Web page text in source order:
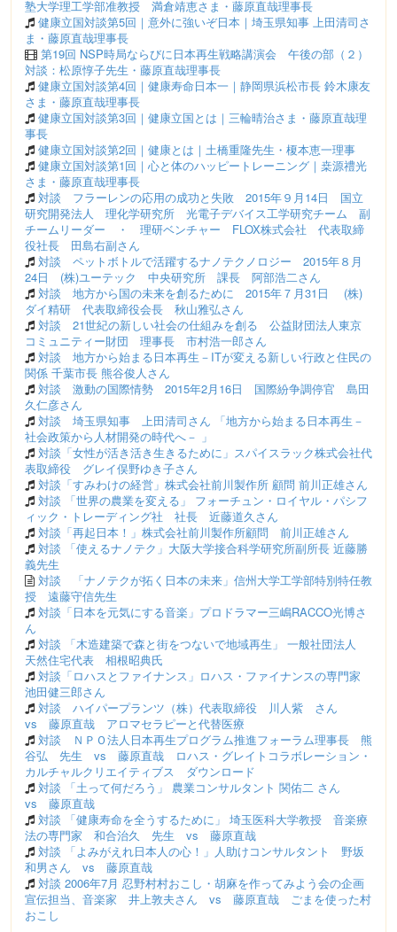
塾大学理工学部准教授 満倉靖恵さま・藤原直哉理事長
健康立国対談第5回｜意外に強いぞ日本｜埼玉県知事 上田清司さ
ま・藤原直哉理事長
第19回 NSP時局ならびに日本再生戦略講演会 午後の部（２）
対談：松原惇子先生・藤原直哉理事長
健康立国対談第4回｜健康寿命日本一｜静岡県浜松市長 鈴木康友
さま・藤原直哉理事長
健康立国対談第3回｜健康立国とは｜三輪晴治さま・藤原直哉理
事長
健康立国対談第2回｜健康とは｜土橋重隆先生・榎本恵一理事
健康立国対談第1回｜心と体のハッピートレーニング｜桒源禮光
さま・藤原直哉理事長
対談 フラーレンの応用の成功と失敗 2015年９月14日 国立
研究開発法人 理化学研究所 光電子デバイス工学研究チーム 副
チームリーダー ・ 理研ベンチャー FLOX株式会社 代表取締
役社長 田島右副さん
対談 ペットボトルで活躍するナノテクノロジー 2015年８月
24日 (株)ユーテック 中央研究所 課長 阿部浩二さん
対談 地方から国の未来を創るために 2015年７月31日 (株)
ダイ精研 代表取締役会長 秋山雅弘さん
対談 21世紀の新しい社会の仕組みを創る 公益財団法人東京
コミュニティー財団 理事長 市村浩一郎さん
対談 地方から始まる日本再生－ITが変える新しい行政と住民の
関係 千葉市長 熊谷俊人さん
対談 激動の国際情勢 2015年2月16日 国際紛争調停官 島田
久仁彦さん
対談 埼玉県知事 上田清司さん 「地方から始まる日本再生－
社会政策から人材開発の時代へ－ 」
対談「女性が活き活き生きるために」スパイスラック株式会社代
表取締役 グレイ俣野ゆき子さん
対談「すみわけの経営」株式会社前川製作所 顧問 前川正雄さん
対談 「世界の農業を変える」 フォーチュン・ロイヤル・パシフ
ィック・トレーディング社 社長 近藤道久さん
対談「再起日本！」株式会社前川製作所顧問 前川正雄さん
対談 「使えるナノテク」大阪大学接合科学研究所副所長 近藤勝
義先生
対談 「ナノテクが拓く日本の未来」信州大学工学部特別特任教
授 遠藤守信先生
対談「日本を元気にする音楽」プロドラマー三嶋RACCO光博さ
ん
対談 「木造建築で森と街をつないで地域再生」 一般社団法人
天然住宅代表 相根昭典氏
対談「ロハスとファイナンス」ロハス・ファイナンスの専門家
池田健三郎さん
対談 ハイパープランツ（株）代表取締役 川人紫 さん
vs 藤原直哉 アロマセラピーと代替医療
対談 ＮＰＯ法人日本再生プログラム推進フォーラム理事長 熊
谷弘 先生 vs 藤原直哉 ロハス・グレイトコラボレーション・
カルチャルクリエイティブス ダウンロード
対談 「土って何だろう」 農業コンサルタント 関佑二 さん
vs 藤原直哉
対談 「健康寿命を全うするために」 埼玉医科大学教授 音楽療
法の専門家 和合治久 先生 vs 藤原直哉
対談 「よみがえれ日本人の心！」人助けコンサルタント 野坂
和男さん vs 藤原直哉
対談 2006年7月 忍野村村おこし・胡麻を作ってみよう会の企画
宣伝担当、音楽家 井上敦夫さん vs 藤原直哉 ごまを使った村
おこし